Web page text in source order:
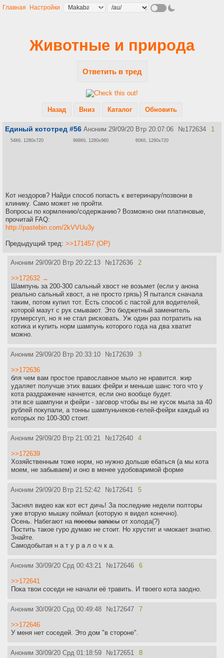
Главная Настройки
Животные и природа
Ответить в тред
Назад Вниз Каталог Обновить
Единый кототред #56 Аноним 29/09/20 Втр 20:07:06 №172634 1
54Кб, 1280x720 968Кб, 1280x960 60Кб, 1280x720
Кот нездоров? Найди способ попасть к ветеринару/позвони в
клинику. Само может не пройти.
Вопросы по кормлению/содержанию? Возможно они платиновые,
прочитай FAQ:
http://pastebin.com/2kVVUu3y
Предыдущий тред: >>171457 (OP)
Аноним 29/09/20 Втр 20:22:13 №172636 2
>>172632 →
Шампунь за 200-300 сальный хвост не возьмет (если у анона
реально сальный хвост, а не просто грязь) Я пытался сначала
таким, потом купил тот. Есть способ с пастой для водителей,
которой мазут с рук смывают. Это бюджетный заменитель
грумерсгуп, но я не стал рисковать. Уж один раз потратить на
котика и купить норм шампунь которого года на два хватит
можно.
Аноним 29/09/20 Втр 20:33:10 №172639 3
>>172636
бля чем вам простое православное мыло не нравится. жир
удаляет получше этих ваших фейри и меньше шанс того что у
кота раздражение начнется, если оно вообще будет.
эти все шампуни и фейри - заговор чтобы вы не кусок мыла за 40
рублей покупали, а тонны шампуньчеков-гелей-фейри каждый из
которых по 100-300 стоит.
Аноним 29/09/20 Втр 21:00:21 №172640 4
>>172639
Хозяйственным тоже норм, но нужно дольше ебаться (а мы кота
моем, не забываем) и оно в менее удобоваримой форме
Аноним 29/09/20 Втр 21:52:42 №172641 5
Заснял видео как кот ест дичь! За последние недели полторы
уже вторую мышку поймал (которую я видел конечно).
Осень. Набегают на посевы запасы от холода(?)
Постить такое гуро думаю не стоит. Но хрустит и чмокает знатно.
Знайте.
Самодобытая н а т у р а л о ч к а.
Аноним 30/09/20 Срд 00:43:21 №172646 6
>>172641
Пока твои соседи не начали её травить. И твоего кота заодно.
Аноним 30/09/20 Срд 00:49:48 №172647 7
>>172646
У меня нет соседей. Это дом "в стороне".
Аноним 30/09/20 Срд 01:18:59 №172651 8